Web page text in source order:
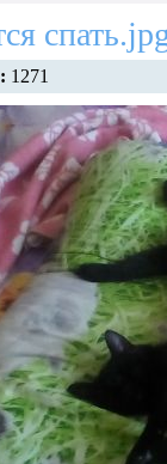
1271